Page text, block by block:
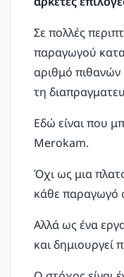
Σε πολλές
παραγωγού
αριθμό πιθανών
τη
Εδώ είναι που
Merokam.
Όχι ως μια
κάθε παραγωγό
Αλλά ως ένα
και δημιουργεί